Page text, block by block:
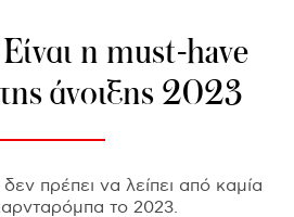
η must-have
άνοιξης 2023
πρέπει να λείπει από καμία
το 2023.